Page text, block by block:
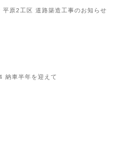
原2工区 道路築造工事のお知らせ
納車半年を迎えて